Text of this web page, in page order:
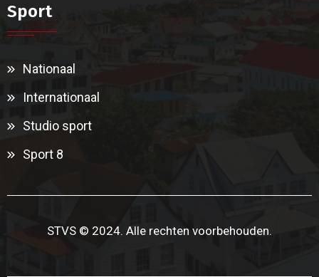
Sport
Nationaal
Internationaal
Studio sport
Sport 8
STVS © 2024. Alle rechten voorbehouden.